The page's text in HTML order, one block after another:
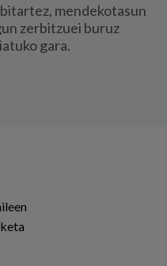
mendekotasun
zerbitzuei buruz
gara.